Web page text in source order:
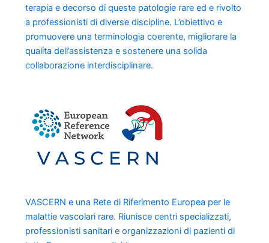
terapia e decorso di queste patologie rare ed e rivolto
a professionisti di diverse discipline. L’obiettivo e
promuovere una terminologia coerente, migliorare la
qualita dell’assistenza e sostenere una solida
collaborazione interdisciplinare.
VASCERN e una Rete di Riferimento Europea per le
malattie vascolari rare. Riunisce centri specializzati,
professionisti sanitari e organizzazioni di pazienti di